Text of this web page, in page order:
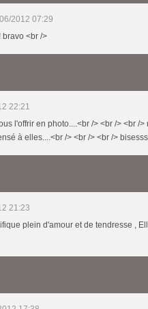
2012 07:29
bravo <br />
22:21
l'offrir en photo....<br /> <br /> <br /
à elles....<br /> <br /> <br />
21:23
plein d'amour et de tendresse ,